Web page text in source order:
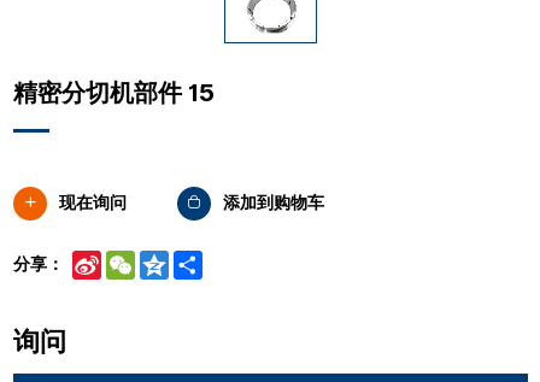
精密分切机部件 15
现在询问 添加到购物车
分享：
Sina
Weibo
WeChatQzone
询问